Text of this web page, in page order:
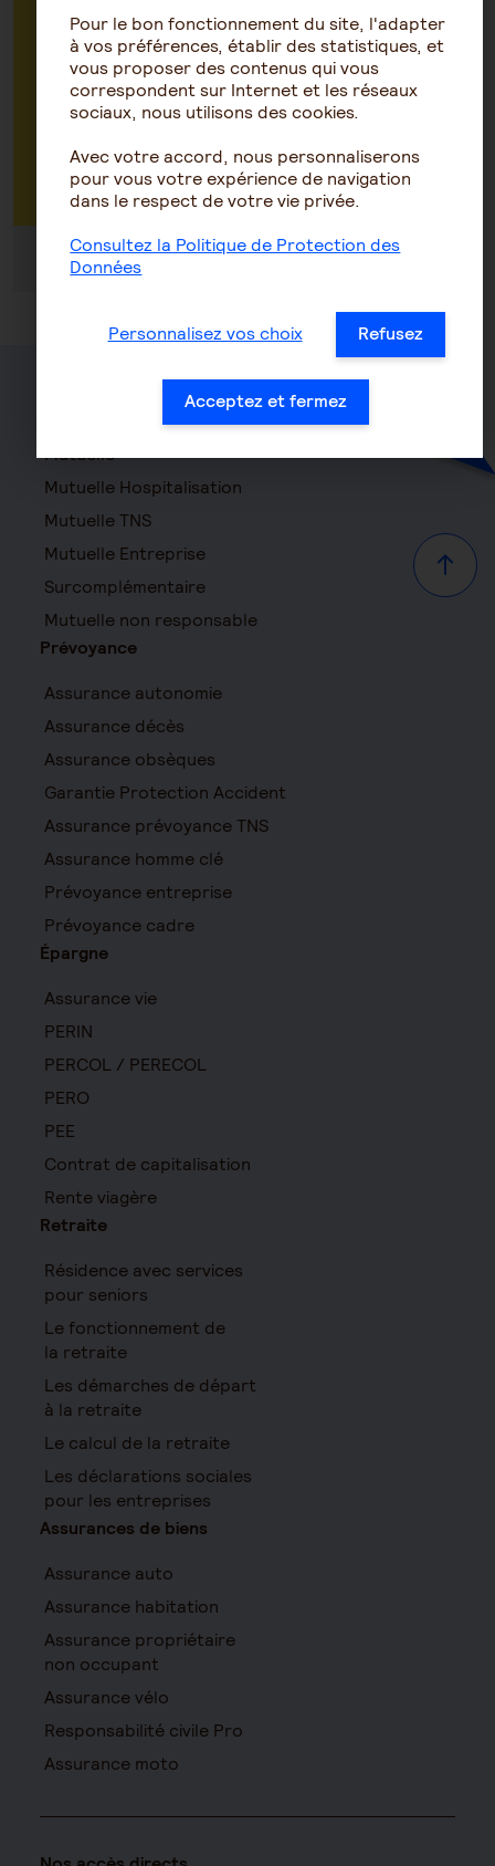
Vous êtes une entreprise : prenez RDV
avec un conseiller pour faire un devis ou
avoir des renseignements sur vos
contrats
Par téléphone au 0972 67 22 22
Du lundi au vendredi de 8h30 à 18h30
Haut
Mutuelle
Mutuelle Hospitalisation
Mutuelle TNS
Mutuelle Entreprise
Surcomplémentaire
Mutuelle non responsable
Prévoyance
Assurance autonomie
Assurance décès
Assurance obsèques
Garantie Protection Accident
Assurance prévoyance TNS
Assurance homme clé
Prévoyance entreprise
Prévoyance cadre
Épargne
Assurance vie
PERIN
PERCOL / PERECOL
PERO
PEE
Contrat de capitalisation
Rente viagère
Retraite
Résidence avec services
pour seniors
Le fonctionnement de
la retraite
Les démarches de départ
à la retraite
Le calcul de la retraite
Les déclarations sociales
pour les entreprises
Assurances de biens
Assurance auto
Assurance habitation
Assurance propriétaire
non occupant
Assurance vélo
Responsabilité civile Pro
Assurance moto
Pour le bon fonctionnement du site, l'adapter
à vos préférences, établir des statistiques, et
vous proposer des contenus qui vous
correspondent sur Internet et les réseaux
sociaux, nous utilisons des cookies.
Avec votre accord, nous personnaliserons
pour vous votre expérience de navigation
dans le respect de votre vie privée.
Consultez la Politique de Protection des
Données
Personnalisez vos choix Refusez
Acceptez et fermez